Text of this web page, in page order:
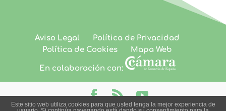
Aviso Legal
Política de Privacidad
Política de Cookies
Mapa Web
En colaboración con:
Este sitio web utiliza cookies para que usted tenga la mejor experiencia de